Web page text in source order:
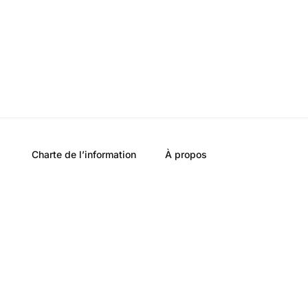
Charte de l’information À propos